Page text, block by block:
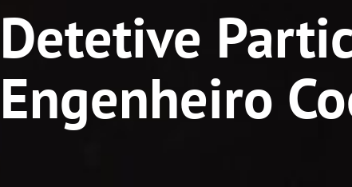
Detetive
Engenheiro